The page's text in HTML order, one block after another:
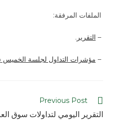
الملفات المرفقة:
– التقرير .
– مؤشرات التداول لجلسة الخميس 14 نيسان 2022
Previous Post